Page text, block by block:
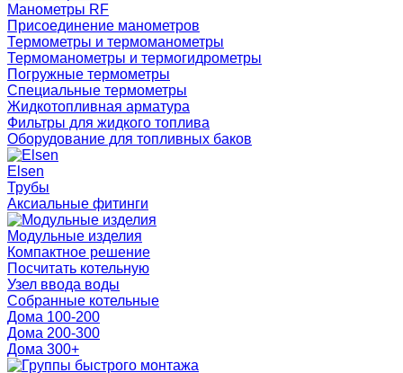
Манометры RF
Присоединение манометров
Термометры и термоманометры
Термоманометры и термогидрометры
Погружные термометры
Специальные термометры
Жидкотопливная арматура
Фильтры для жидкого топлива
Оборудование для топливных баков
Elsen
Трубы
Аксиальные фитинги
Модульные изделия
Компактное решение
Посчитать котельную
Узел ввода воды
Собранные котельные
Дома 100-200
Дома 200-300
Дома 300+